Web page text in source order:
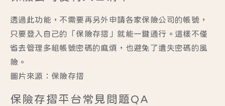
透過此功能，不需要再另外申請各家保險公司的帳號，
只要登入自己的「保險存摺」就能一鍵通行。這樣不僅
省去管理多組帳號密碼的麻煩，也避免了遺失密碼的風
險。
圖片來源：保險存摺
保險存摺平台常見問題QA